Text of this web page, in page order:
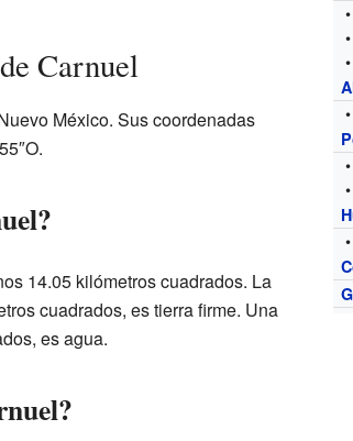
•
Carnuel
México. Sus coordenadas
14.05 kilómetros cuadrados. La
cuadrados, es tierra firme. Una
es agua.